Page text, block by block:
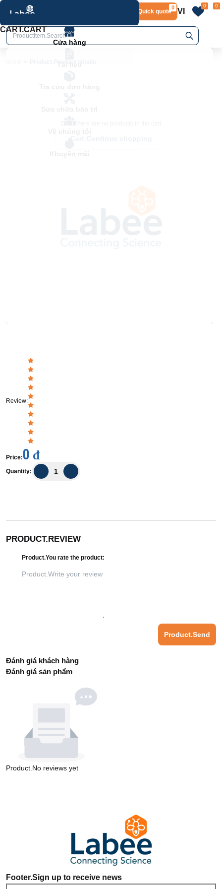
Layout.Quick quote
0 VI
0 0
Review:
Price:0 đ
Quantity:
PRODUCT.REVIEW
Product.You rate the product:
Product.Send
Đánh giá khách hàng
Đánh giá sản phẩm
Product.No reviews yet
Footer.Sign up to receive news